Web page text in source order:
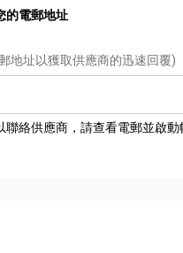
的電郵地址
地址以獲取供應商的迅速回覆)
絡供應商，請查看電郵並啟動